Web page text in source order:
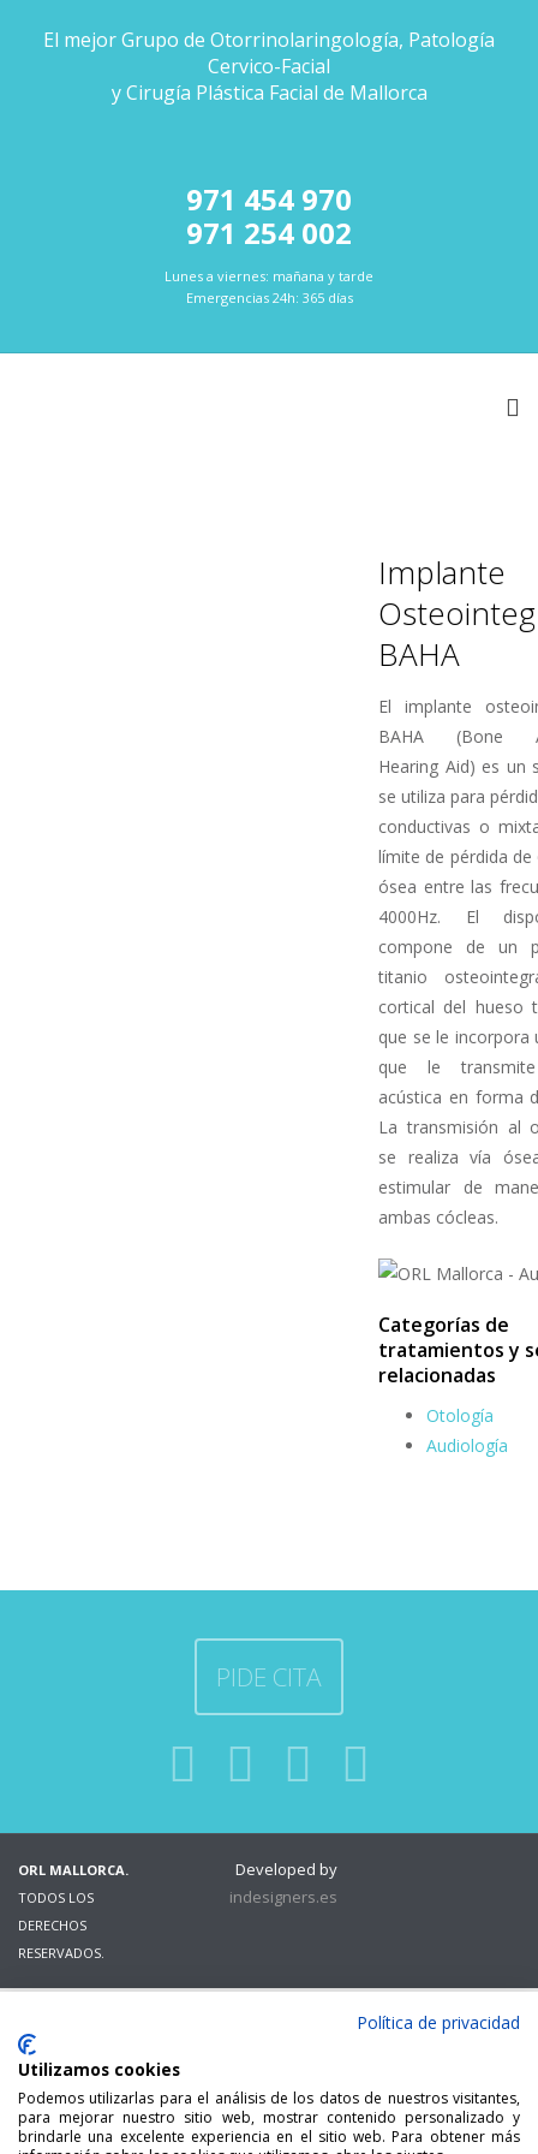
El mejor Grupo de Otorrinolaringología, Patología
Cervico-Facial
y Cirugía Plástica Facial de Mallorca
971 454 970
971 254 002
Lunes a viernes: mañana y tarde
Emergencias 24h: 365 días
Implante
BAHA
El implante
BAHA (Bone
Hearing Aid) es un
se utiliza para
conductivas o
límite de pérdida de
ósea entre las
4000Hz. El
compone de un
titanio
cortical del hueso
que se le incorpora
que le
acústica en forma
La transmisión al
se realiza vía
estimular de
ambas cócleas.
Categorías de
tratamientos y
relacionadas
Otología
Audiología
PIDE CITA
ORL MALLORCA.
TODOS LOS
DERECHOS
RESERVADOS.
Developed by
indesigners.es
Política de privacidad
Utilizamos cookies
Podemos utilizarlas para el análisis de los datos de nuestros visitantes,
para mejorar nuestro sitio web, mostrar contenido personalizado y
brindarle una excelente experiencia en el sitio web. Para obtener más